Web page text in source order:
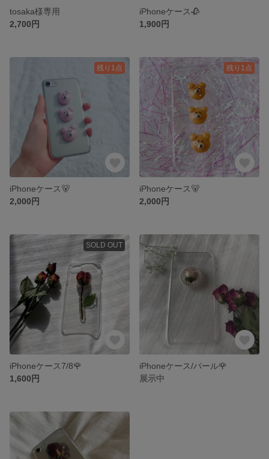
tosaka様専用
2,700円
iPhoneケース🥀
1,900円
残り1点
iPhoneケース🐻
2,000円
残り1点
iPhoneケース🐻
2,000円
SOLD OUT
iPhoneケース7/8🌹
1,600円
iPhoneケース/パール🌹
展示中